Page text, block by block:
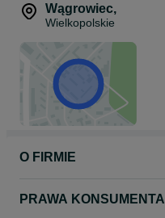
Wągrowiec,
Wielkopolskie
O FIRMIE
PRAWA KONSUMENTA